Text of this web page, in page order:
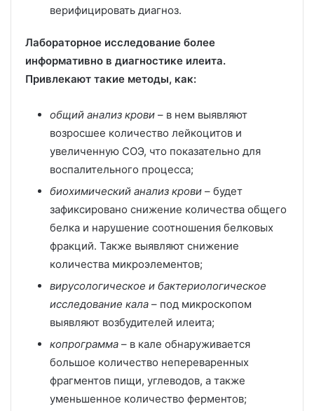
верифицировать диагноз.
Лабораторное исследование более
информативно в диагностике илеита.
Привлекают такие методы, как:
общий анализ крови – в нем выявляют
возросшее количество лейкоцитов и
увеличенную СОЭ, что показательно для
воспалительного процесса;
биохимический анализ крови – будет
зафиксировано снижение количества общего
белка и нарушение соотношения белковых
фракций. Также выявляют снижение
количества микроэлементов;
вирусологическое и бактериологическое
исследование кала – под микроскопом
выявляют возбудителей илеита;
копрограмма – в кале обнаруживается
большое количество непереваренных
фрагментов пищи, углеводов, а также
уменьшенное количество ферментов;